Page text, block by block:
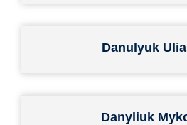
Danulyuk
Danyliuk